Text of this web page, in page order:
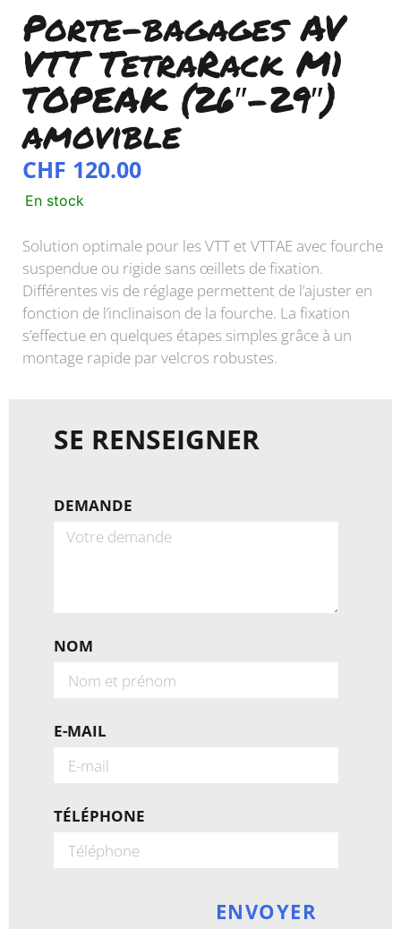
Porte-bagages AV
VTT TetraRack M1
TOPEAK (26″-29″)
amovible
CHF 120.00
En stock
Solution optimale pour les VTT et VTTAE avec fourche
suspendue ou rigide sans œillets de fixation.
Différentes vis de réglage permettent de l’ajuster en
fonction de l’inclinaison de la fourche. La fixation
s’effectue en quelques étapes simples grâce à un
montage rapide par velcros robustes.
SE RENSEIGNER
DEMANDE
NOM
E-MAIL
TÉLÉPHONE
ENVOYER